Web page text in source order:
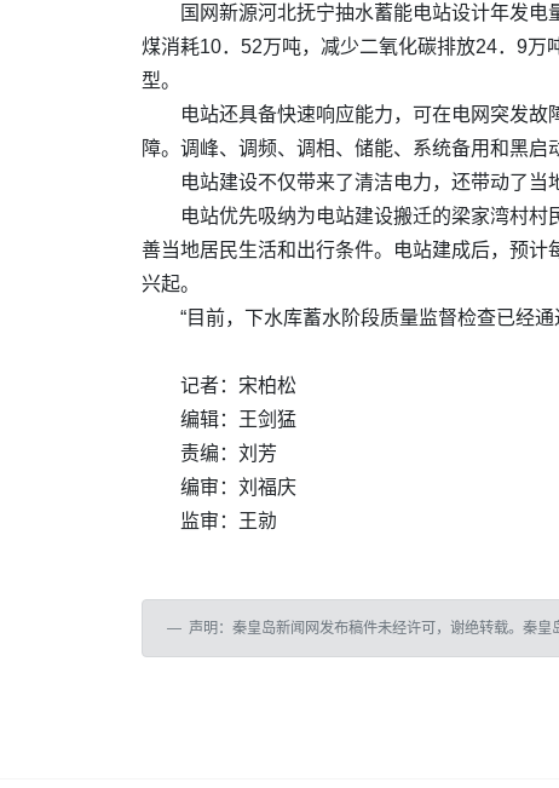
国网新源河北抚宁抽水蓄能电站设计年发
煤消耗10．52万吨，减少二氧化碳排放24．9
型。
电站还具备快速响应能力，可在电网突发
障。调峰、调频、调相、储能、系统备用和黑启
电站建设不仅带来了清洁电力，还带动了当
电站优先吸纳为电站建设搬迁的梁家湾村
善当地居民生活和出行条件。电站建成后，预
兴起。
“目前，下水库蓄水阶段质量监督检查已经
记者： 宋柏松
编辑：王剑猛
责编：刘芳
编审：刘福庆
监审：王勍
声明：秦皇岛新闻网发布稿件未经许可，谢绝转载。秦皇